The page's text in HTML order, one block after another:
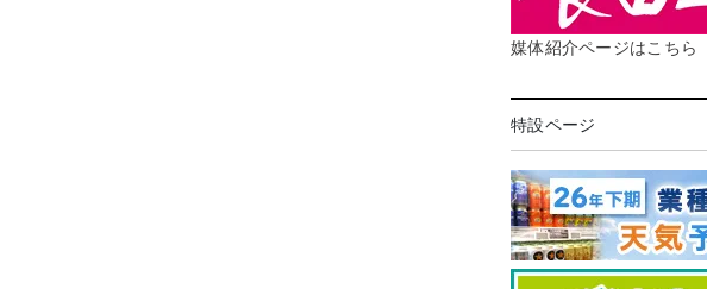
媒体紹介ページはこちら
特設ページ